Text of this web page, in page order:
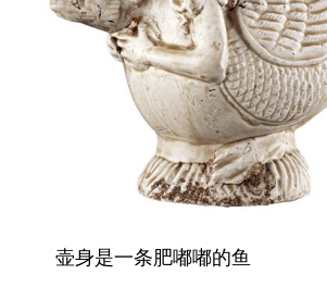
壶身是一条肥嘟嘟的鱼